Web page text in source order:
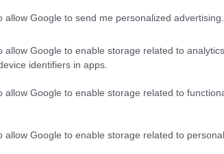
allow Google to send me personalized advertising.
allow Google to enable storage related to
identifiers in apps.
allow Google to enable storage related to
allow Google to enable storage related to
alakú üreget váj a közepébe. A kikelt
által készített kráterben, szorosan egymás
során a nőstény előemésztett,
testtartással követelnek. A kitartó
néhány óra alatt megkétszereződik. Az
folyamán a lárvák maguk is képesek lesznek
vedlés után a talajban bábozódnak.